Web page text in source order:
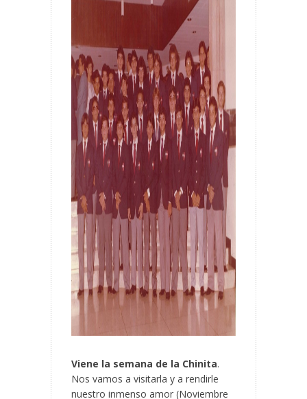
Viene la semana de la Chinita.
Nos vamos a visitarla y a rendirle
nuestro inmenso amor (Noviembre